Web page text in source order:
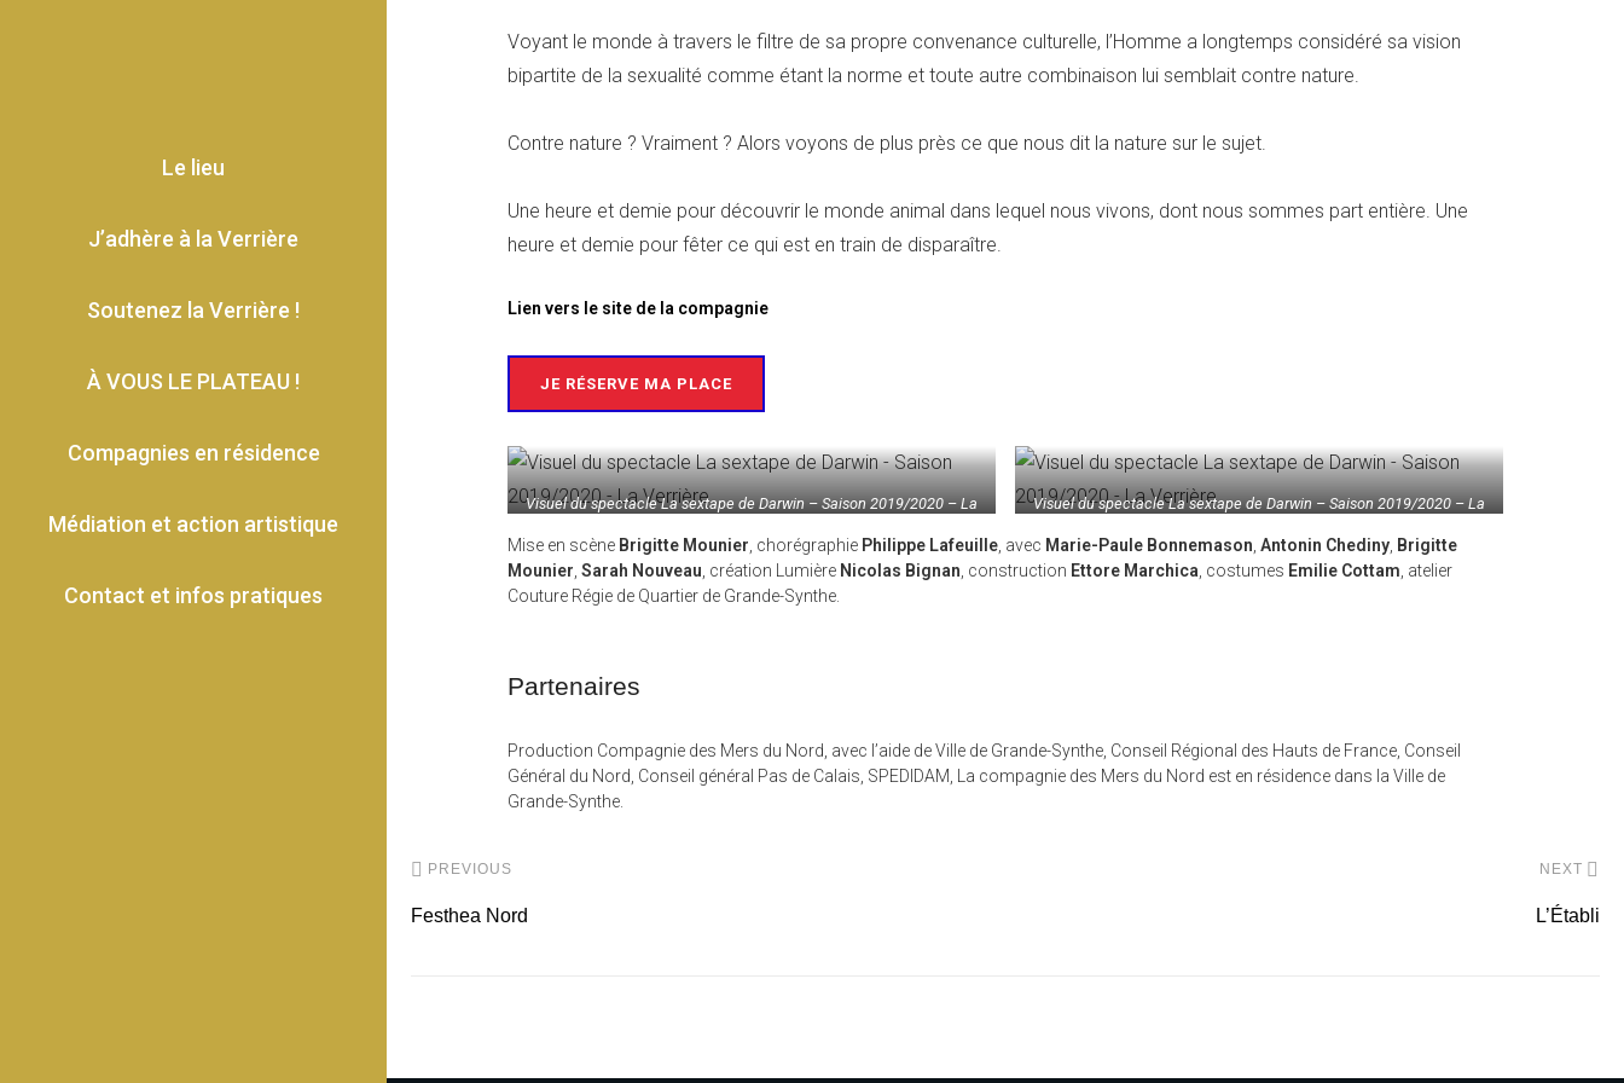
Le lieu
J’adhère à la Verrière
Soutenez la Verrière !
À VOUS LE PLATEAU !
Compagnies en résidence
Médiation et action artistique
Contact et infos pratiques
Voyant le monde à travers le filtre de sa propre convenance culturelle, l’Homme a longtemps considéré sa vision
bipartite de la sexualité comme étant la norme et toute autre combinaison lui semblait contre nature.
Contre nature ? Vraiment ? Alors voyons de plus près ce que nous dit la nature sur le sujet.
Une heure et demie pour découvrir le monde animal dans lequel nous vivons, dont nous sommes part entière. Une
heure et demie pour fêter ce qui est en train de disparaître.
Lien vers le site de la compagnie
JE RÉSERVE MA PLACE
Visuel du spectacle La sextape de Darwin – Saison 2019/2020 – La
Visuel du spectacle La sextape de Darwin – Saison 2019/2020 – La
Mise en scène Brigitte Mounier, chorégraphie Philippe Lafeuille, avec Marie-Paule Bonnemason, Antonin Chediny, Brigitte
Mounier, Sarah Nouveau, création Lumière Nicolas Bignan, construction Ettore Marchica, costumes Emilie Cottam, atelier
Couture Régie de Quartier de Grande-Synthe.
Partenaires
Production Compagnie des Mers du Nord, avec l’aide de Ville de Grande-Synthe, Conseil Régional des Hauts de France, Conseil
Général du Nord, Conseil général Pas de Calais, SPEDIDAM, La compagnie des Mers du Nord est en résidence dans la Ville de
Grande-Synthe.
PREVIOUS
Festhea Nord
NEXT
L’Établi